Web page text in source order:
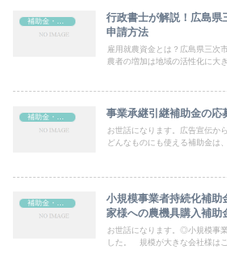
補助金・助成金
行政書士が解説！広島県
申請方法
雇用就農資金とは？広島県三次
農者の増加は地域の活性化に大
事業承継引継補助金の応
お世話になります。広告宣伝か
どんなものにも使える補助金は
小規模事業者持続化補
家様への農機具購入補
お世話になります。◎小規模事
した。 規模が大きな会社様は